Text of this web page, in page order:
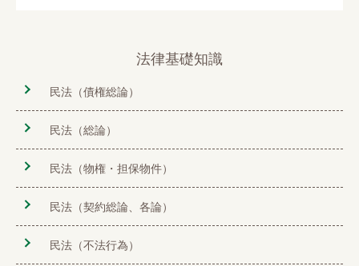
法律基礎知識
民法（債権総論）
民法（総論）
民法（物権・担保物件）
民法（契約総論、各論）
民法（不法行為）